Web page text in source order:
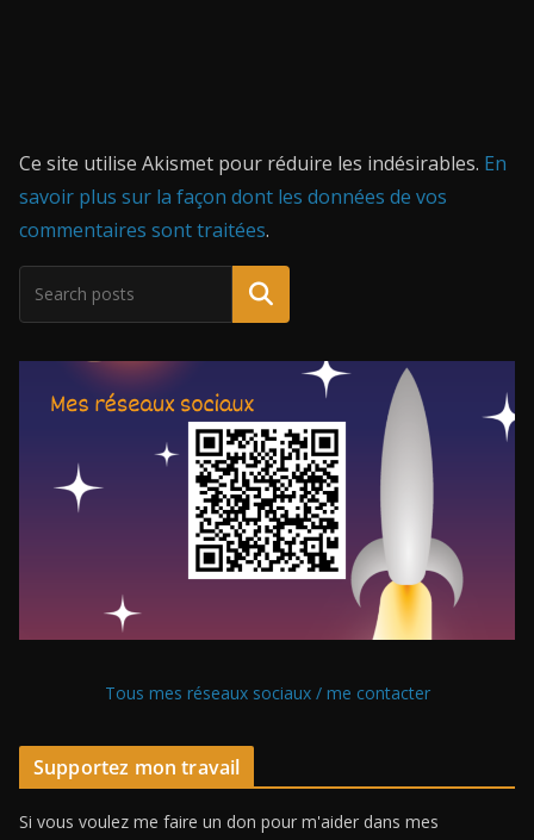
Ce site utilise Akismet pour réduire les indésirables. En
savoir plus sur la façon dont les données de vos
commentaires sont traitées.
Tous mes réseaux sociaux / me contacter
Supportez mon travail
Si vous voulez me faire un don pour m'aider dans mes